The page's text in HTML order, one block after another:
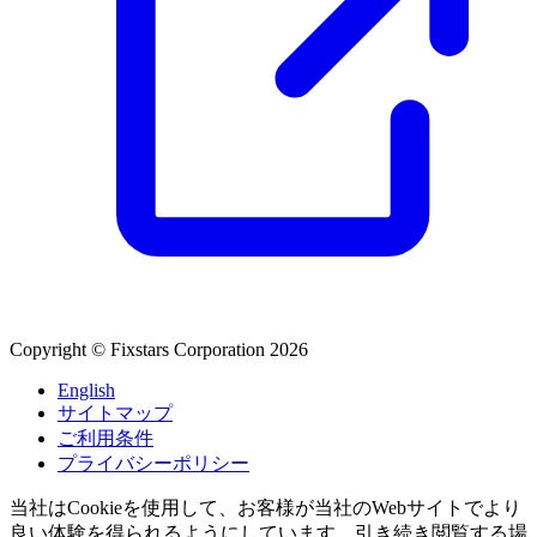
Copyright © Fixstars Corporation 2026
English
サイトマップ
ご利用条件
プライバシーポリシー
当社はCookieを使用して、お客様が当社のWebサイトでより
良い体験を得られるようにしています。引き続き閲覧する場